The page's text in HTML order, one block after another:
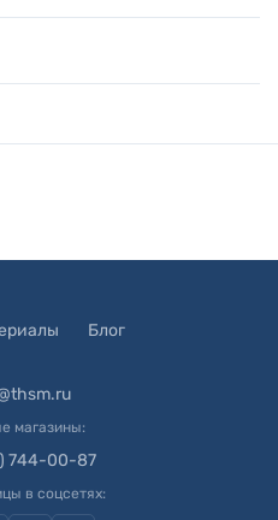
Блог
магазины:
744-00-87
в соцсетях: